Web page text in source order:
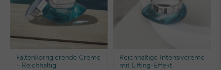
Faltenkorrigierende Creme
- Reichhaltig
Reichhaltige Intensivcreme
mit Lifting-Effekt